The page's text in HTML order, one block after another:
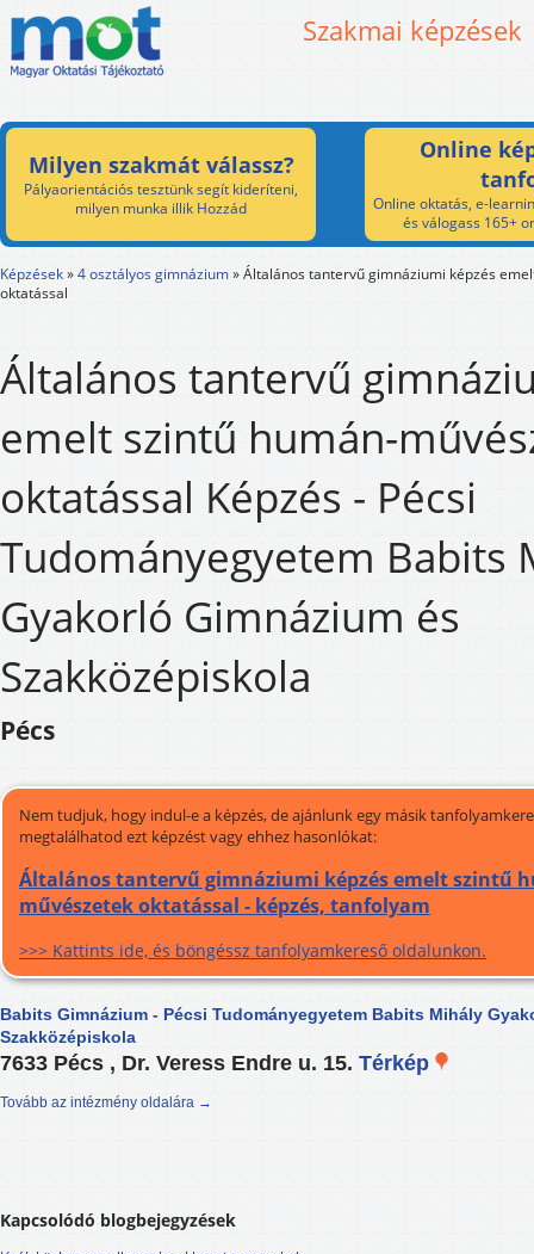
Szakmai képzések
Milyen szakmát válassz?
Pályaorientációs tesztünk segít kideríteni,
milyen munka illik Hozzád
Online
Online oktatás, e-
és válogass 165+
Képzések»4 osztályos gimnázium»Általános tantervű gimnáziumi képzés
oktatással
Általános tantervű
emelt szintű humán-
oktatással Képzés - Pécsi
Tudományegyetem Babits
Gyakorló Gimnázium és
Szakközépiskola
Pécs
Nem tudjuk, hogy indul-e a képzés, de ajánlunk egy másik
megtalálhatod ezt képzést vagy ehhez hasonlókat:
Általános tantervű gimnáziumi képzés emelt szintű
művészetek oktatással - képzés, tanfolyam
>>> Kattints ide, és böngéssz tanfolyamkereső oldalunkon.
Babits Gimnázium - Pécsi Tudományegyetem Babits Mihály
Szakközépiskola
7633 Pécs , Dr. Veress Endre u. 15. Térkép
Tovább az intézmény oldalára →
Kapcsolódó blogbejegyzések